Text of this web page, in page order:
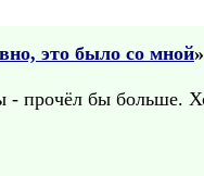
это было со мной
- прочёл бы больше.